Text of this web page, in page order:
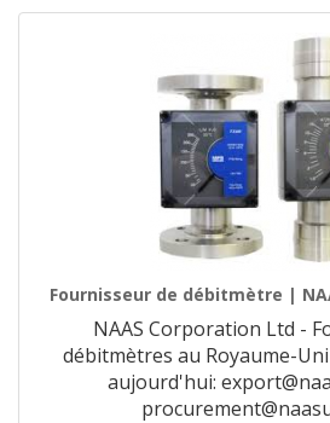
Fournisseur de débitmètre |
NAAS Corporation Ltd -
débitmètres au Royaume-
aujourd'hui: